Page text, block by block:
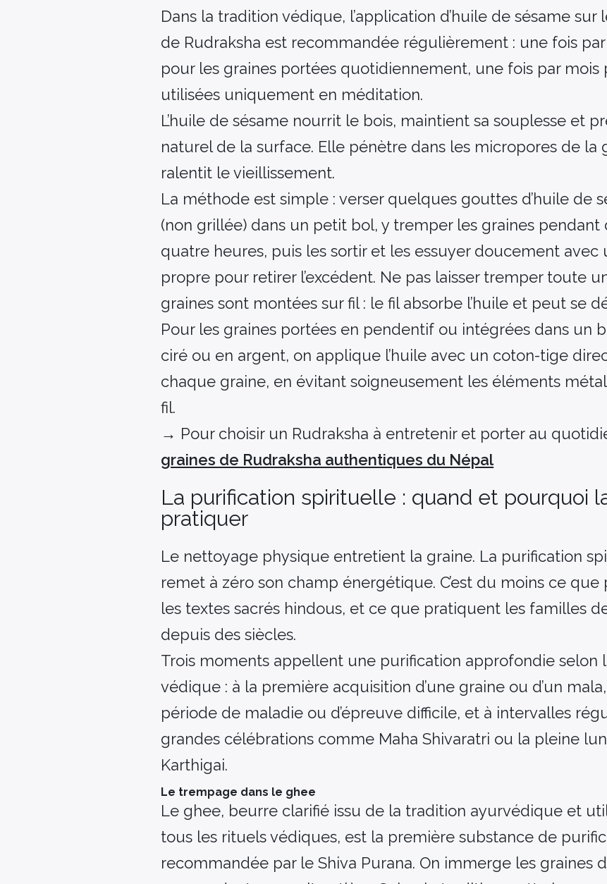
Dans la tradition védique, l’application d’huile de sésame sur
de Rudraksha est recommandée régulièrement : une fois
pour les graines portées quotidiennement, une fois par mois
utilisées uniquement en méditation.
L’huile de sésame nourrit le bois, maintient sa souplesse et
naturel de la surface. Elle pénètre dans les micropores de la
ralentit le vieillissement.
La méthode est simple : verser quelques gouttes d’huile de
(non grillée) dans un petit bol, y tremper les graines pendant
quatre heures, puis les sortir et les essuyer doucement avec
propre pour retirer l’excédent. Ne pas laisser tremper toute
graines sont montées sur fil : le fil absorbe l’huile et peut se
Pour les graines portées en pendentif ou intégrées dans un
ciré ou en argent, on applique l’huile avec un coton-tige
chaque graine, en évitant soigneusement les éléments
fil.
→ Pour choisir un Rudraksha à entretenir et porter au
graines de Rudraksha authentiques du Népal
La purification spirituelle : quand et pourquoi
pratiquer
Le nettoyage physique entretient la graine. La purification
remet à zéro son champ énergétique. C’est du moins ce que
les textes sacrés hindous, et ce que pratiquent les familles
depuis des siècles.
Trois moments appellent une purification approfondie selon
védique : à la première acquisition d’une graine ou d’un
période de maladie ou d’épreuve difficile, et à intervalles
grandes célébrations comme Maha Shivaratri ou la pleine
Karthigai.
Le trempage dans le ghee
Le ghee, beurre clarifié issu de la tradition ayurvédique et
tous les rituels védiques, est la première substance de
recommandée par le Shiva Purana. On immerge les graines